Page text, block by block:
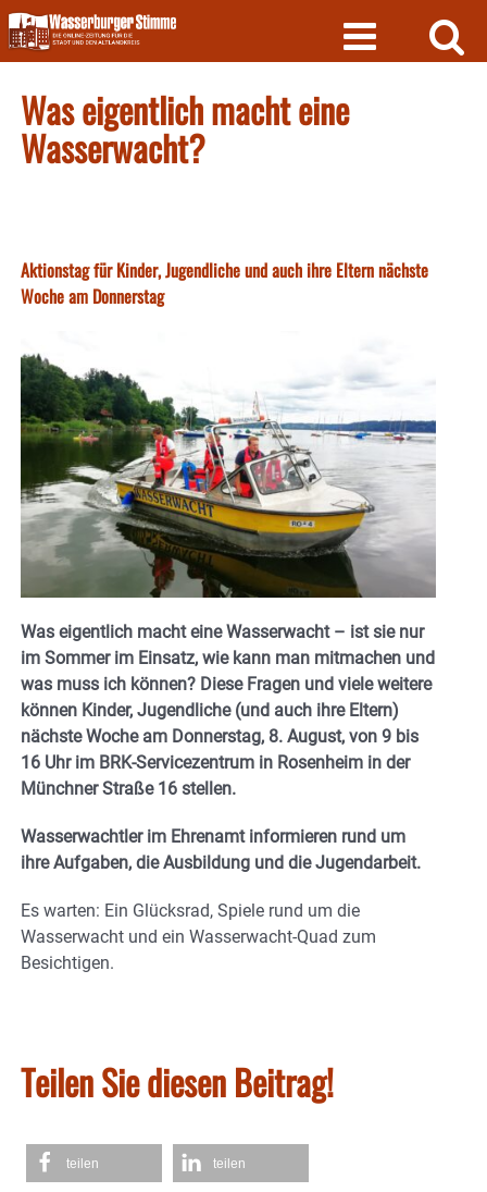
Skip
to
content
Was eigentlich macht eine
Wasserwacht?
Aktionstag für Kinder, Jugendliche und auch ihre Eltern nächste
Woche am Donnerstag
Was eigentlich macht eine Wasserwacht – ist sie nur
im Sommer im Einsatz, wie kann man mitmachen und
was muss ich können? Diese Fragen und viele weitere
können Kinder, Jugendliche (und auch ihre Eltern)
nächste Woche am Donnerstag, 8. August, von 9 bis
16 Uhr im BRK-Servicezentrum in Rosenheim in der
Münchner Straße 16 stellen.
Wasserwachtler im Ehrenamt informieren rund um
ihre Aufgaben, die Ausbildung und die Jugendarbeit.
Es warten: Ein Glücksrad, Spiele rund um die
Wasserwacht und ein Wasserwacht-Quad zum
Besichtigen.
Teilen Sie diesen Beitrag!
teilen teilen